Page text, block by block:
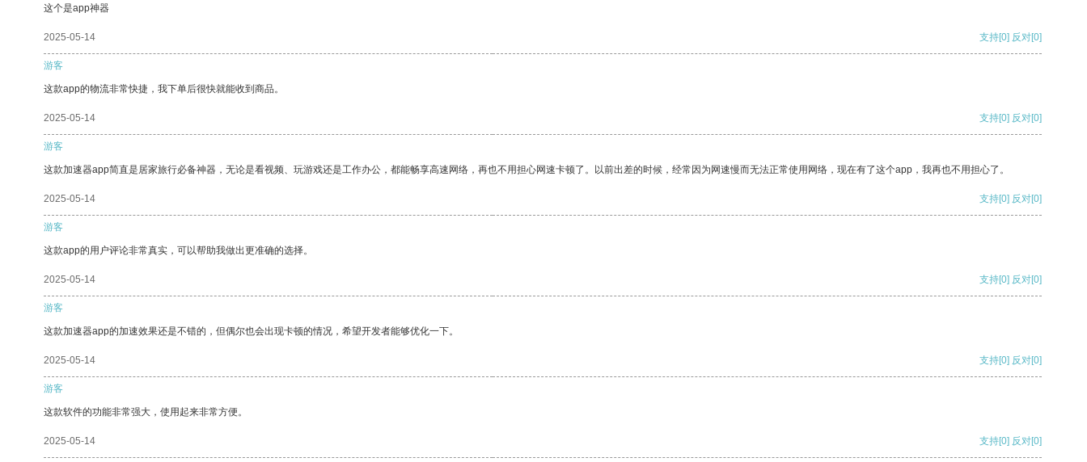
这个是app神器
2025-05-14 支持[0] 反对[0]
游客
这款app的物流非常快捷，我下单后很快就能收到商品。
2025-05-14 支持[0] 反对[0]
游客
这款加速器app简直是居家旅行必备神器，无论是看视频、玩游戏还是工作办公，都能畅享高速网络，再也不用担心网速卡顿了。以前出差的时候，经常因为网速慢而无法正常使用网络，现在有了这个app，我再也不用担心了。
2025-05-14 支持[0] 反对[0]
游客
这款app的用户评论非常真实，可以帮助我做出更准确的选择。
2025-05-14 支持[0] 反对[0]
游客
这款加速器app的加速效果还是不错的，但偶尔也会出现卡顿的情况，希望开发者能够优化一下。
2025-05-14 支持[0] 反对[0]
游客
这款软件的功能非常强大，使用起来非常方便。
2025-05-14 支持[0] 反对[0]